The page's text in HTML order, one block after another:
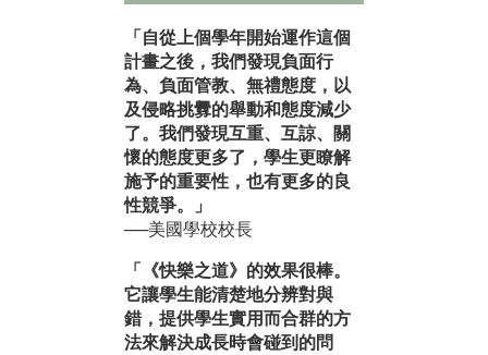
「自從上個學年開始運作這個
計畫之後，我們發現負面行
為、負面管教、無禮態度，以
及侵略挑釁的舉動和態度減少
了。我們發現互重、互諒、關
懷的態度更多了，學生更瞭解
施予的重要性，也有更多的良
性競爭。」
──美國學校校長
「《快樂之道》的效果很棒。
它讓學生能清楚地分辨對與
錯，提供學生實用而合群的方
法來解決成長時會碰到的問